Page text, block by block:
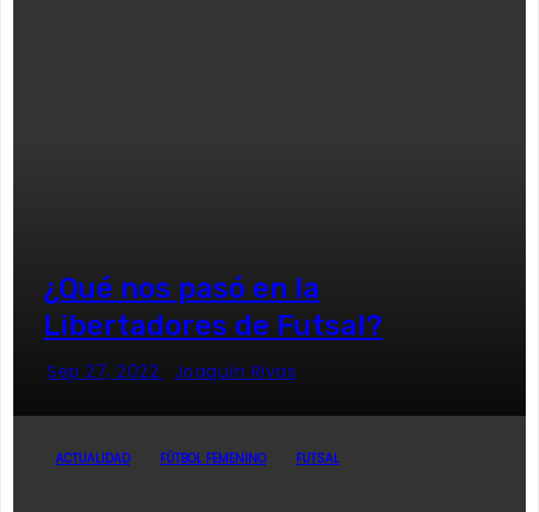
¿Qué nos pasó en la
Libertadores de Futsal?
Sep 27, 2022 Joaquín Rivas
ACTUALIDAD FÚTBOL FEMENINO FUTSAL